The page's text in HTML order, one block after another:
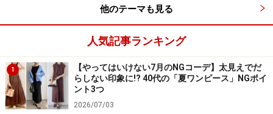
＜関連記事＞
【無印良品】名作カーデが復活！ ファッションライター
も愛用「コットンシルクカーディガン」が買い
ニットの捨て時は？ 春の衣替え時に実践したい「ニット
の整理」と「捨てるか残すか」の見極め方
他のテーマも見る
人気記事ランキング
1
【やってはいけない7月のNGコーデ】太見えでだ
らしない印象に!? 40代の「夏ワンピース」NGポイ
ント3つ
2026/07/03